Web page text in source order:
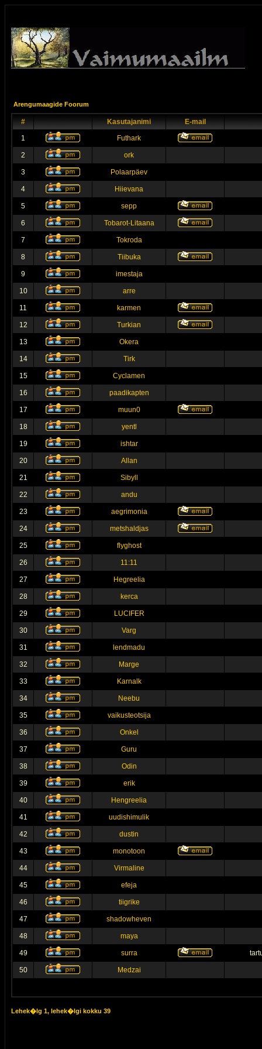
Arengumaagide Foorum
# Kasutajanimi
E-mail
1
Futhark
2 ork
3 Polaarpäev
4 Hiievana
5 sepp
6 Tobarot-Litaana
7 Tokroda
8 Tiibuka
9 imestaja
10 arre
11 karmen
12 Turkian
13 Okera
14 Tirk
15 Cyclamen
16 paadikapten
17 muun0
18 yentl
19 ishtar
20 Allan
21 Sibyll
22 andu
23 aegrimonia
24 metshaldjas
25 flyghost
26 11:11
27 Hegreelia
28 kerca
29 LUCIFER
30 Varg
31 lendmadu
32 Marge
33 Karnalk
34 Neebu
35 vaikusteotsija
36 Onkel
37 Guru
38 Odin
39 erik
40 Hengreelia
41 uudishimulik
42 dustin
43 monotoon
44 Virmaline
45 efeja
46 tiigrike
47 shadowheven
48 maya
49 surra
50 Medzai
Lehek�lg 1, lehek�lgi kokku 39